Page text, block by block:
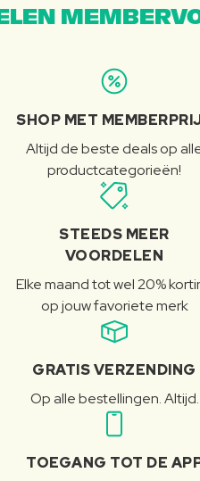
SHOP MET
Altijd de beste deals op
productcategorieën!
STEEDS MEER
VOORDELEN
Elke maand tot wel 20%
op jouw favoriete merk
GRATIS VERZENDING
Op alle bestellingen. Altijd.
TOEGANG TOT DE